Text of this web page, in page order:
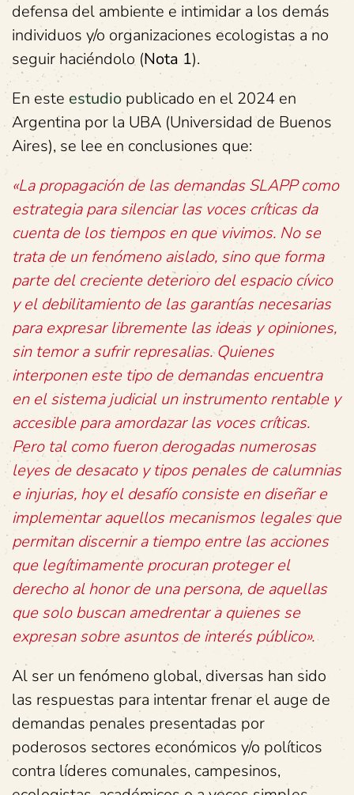
defensa del ambiente e intimidar a los demás
individuos y/o organizaciones ecologistas a no
seguir haciéndolo (Nota 1).
En este estudio publicado en el 2024 en
Argentina por la UBA (Universidad de Buenos
Aires), se lee en conclusiones que:
«La propagación de las demandas SLAPP como
estrategia para silenciar las voces críticas da
cuenta de los tiempos en que vivimos. No se
trata de un fenómeno aislado, sino que forma
parte del creciente deterioro del espacio cívico
y el debilitamiento de las garantías necesarias
para expresar libremente las ideas y opiniones,
sin temor a sufrir represalias. Quienes
interponen este tipo de demandas encuentra
en el sistema judicial un instrumento rentable y
accesible para amordazar las voces críticas.
Pero tal como fueron derogadas numerosas
leyes de desacato y tipos penales de calumnias
e injurias, hoy el desafío consiste en diseñar e
implementar aquellos mecanismos legales que
permitan discernir a tiempo entre las acciones
que legítimamente procuran proteger el
derecho al honor de una persona, de aquellas
que solo buscan amedrentar a quienes se
expresan sobre asuntos de interés público».
Al ser un fenómeno global, diversas han sido
las respuestas para intentar frenar el auge de
demandas penales presentadas por
poderosos sectores económicos y/o políticos
contra líderes comunales, campesinos,